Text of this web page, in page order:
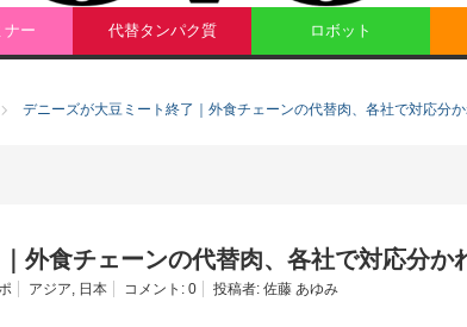
ナー 代替タンパク質 ロボット
デニーズが大豆ミート終了｜外食チェーンの代替肉、各社で対応分
外食チェーンの代替肉、各社で対応分か
アジア, 日本 コメント: 0 投稿者: 佐藤 あゆみ